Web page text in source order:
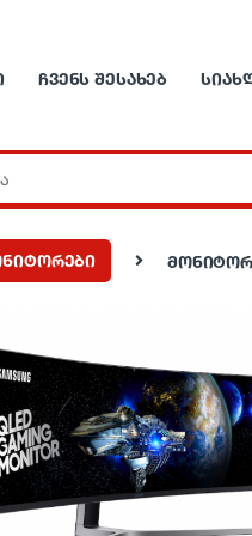
ᲩᲕᲔᲜᲡ ᲨᲔᲡᲐᲮᲔᲑ